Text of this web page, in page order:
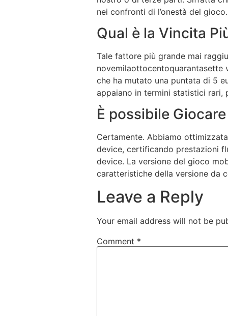
nei confronti di l’onestà del gioco.
Qual è la Vincita
Tale fattore più grande mai
che ha mutato una puntata di 5
appaiano in termini statistici rari,
È possibile
Certamente. Abbiamo
device, certificando prestazioni
device. La versione del gioco
caratteristiche della versione da
Leave a Reply
Your email address will not be
Comment *